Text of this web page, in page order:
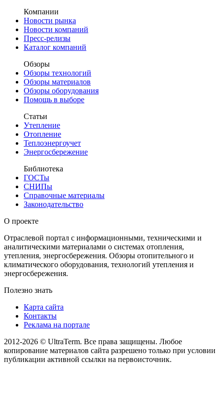
Компании
Новости рынка
Новости компаний
Пресс-релизы
Каталог компаний
Обзоры
Обзоры технологий
Обзоры материалов
Обзоры оборудования
Помощь в выборе
Статьи
Утепление
Отопление
Теплоэнергоучет
Энергосбережение
Библиотека
ГОСТы
СНИПы
Справочные материалы
Законодательство
О проекте
Отраслевой портал с информационными, техническими и
аналитическими материалами о системах отопления,
утепления, энергосбережения. Обзоры отопительного и
климатического оборудования, технологий утепления и
энергосбережения.
Полезно знать
Карта сайта
Контакты
Реклама на портале
2012-2026 © UltraTerm. Все права защищены. Любое
копирование материалов сайта разрешено только при условии
публикации активной ссылки на первоисточник.